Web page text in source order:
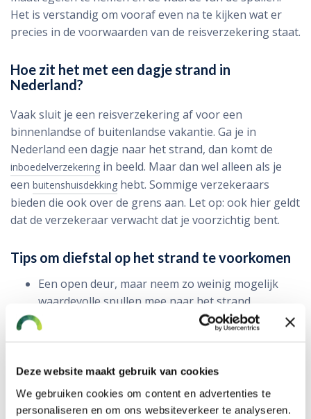
Deze website maakt gebruik van cookies
We gebruiken cookies om content en advertenties te
personaliseren en om ons websiteverkeer te analyseren.
Het is verstandig om vooraf even na te kijken wat er
precies in de voorwaarden van de reisverzekering staat.
Hoe zit het met een dagje strand in
Nederland?
Vaak sluit je een reisverzekering af voor een
binnenlandse of buitenlandse vakantie. Ga je in
Nederland een dagje naar het strand, dan komt de
inboedelverzekering in beeld. Maar dan wel alleen als je
een buitenshuisdekking hebt. Sommige verzekeraars
bieden die ook over de grens aan. Let op: ook hier geldt
dat de verzekeraar verwacht dat je voorzichtig bent.
Tips om diefstal op het strand te voorkomen
Een open deur, maar neem zo weinig mogelijk
waardevolle spullen mee naar het strand.
Wil je toch bereikbaar zijn? Wellicht heb je nog
een oude telefoon die je kunt gebruiken.
zwemmen zodat steeds een of twee mensen op de
spullen kunnen letten.
Overweeg de aanschaf van een waterdicht